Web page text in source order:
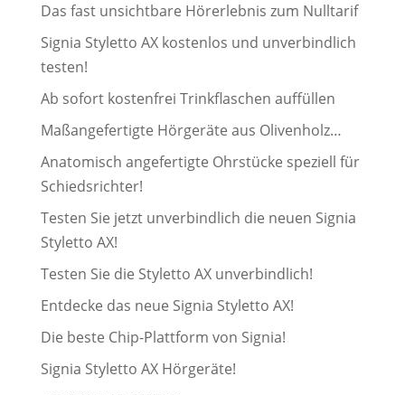
Das fast unsichtbare Hörerlebnis zum Nulltarif
Signia Styletto AX kostenlos und unverbindlich
testen!
Ab sofort kostenfrei Trinkflaschen auffüllen
Maßangefertigte Hörgeräte aus Olivenholz…
Anatomisch angefertigte Ohrstücke speziell für
Schiedsrichter!
Testen Sie jetzt unverbindlich die neuen Signia
Styletto AX!
Testen Sie die Styletto AX unverbindlich!
Entdecke das neue Signia Styletto AX!
Die beste Chip-Plattform von Signia!
Signia Styletto AX Hörgeräte!